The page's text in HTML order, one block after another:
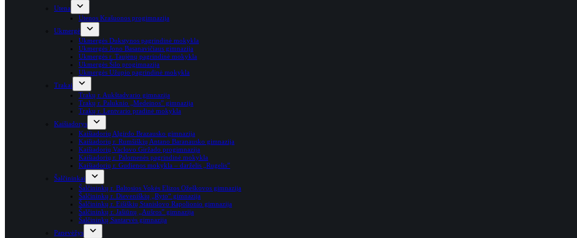
Utena
Utenos Krašuonos progimnazija
Ukmergė
Ukmergės Dukstynos pagrindinė mokykla
Ukmergės Jono Basanavičiaus gimnazija
Ukmergės r. Taujėnų pagrindinė mokykla
Ukmergės Šilo progimnazija
Ukmergės Užupio pagrindinė mokykla
Trakai
Trakų r. Aukštadvario gimnazija
Trakų r. Paluknio „Medeinos” gimnazija
Trakų r. Lentvario pradinė mokykla
Kaišiadorys
Kaišiadorių Algirdo Brazausko gimnazija
Kaišiadorių r. Rumšiškių Antano Baranausko gimnazija
Kaišiadorių Vaclovo Giržado progimnazija
Kaišiadorių r. Palomenės pagrindinė mokykla
Kaišiadorių r. Gudienos mokykla – darželis „Rugelis”
Šalčininkai
Šalčininkų r. Baltosios Vokės Elizos Ožeškovos gimnazija
Šalčininkų r. Dieveniškių „Ryto“ gimnazija
Šalčininkų r. Eišiškių Stanislovo Rapolionio gimnazija
Šalčininkų r. Jašiūnų „Aušros” gimnazija
Šalčininkų Santarvės gimnazija
Panevėžys